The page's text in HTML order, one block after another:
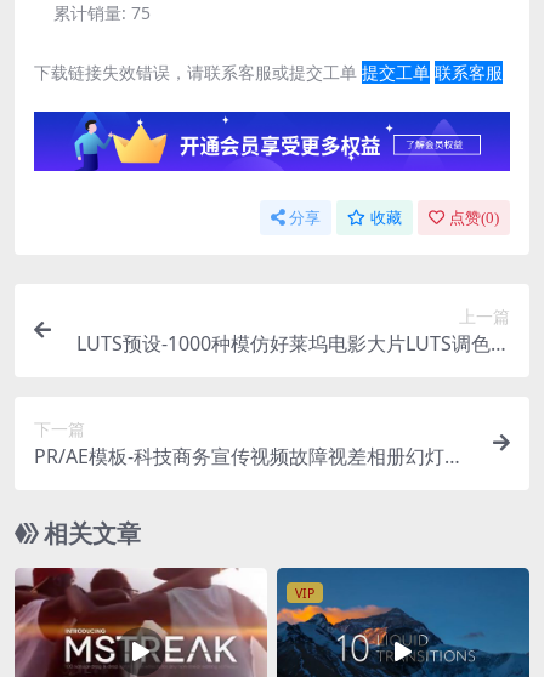
累计销量: 75
下载链接失效错误，请联系客服或提交工单 提交工单 联系客服
分享 收藏 点赞(0)
上一篇
LUTS预设-1000种模仿好莱坞电影大片LUTS调色预
下一篇
PR/AE模板-科技商务宣传视频故障视差相册幻灯片
相关文章
VIP